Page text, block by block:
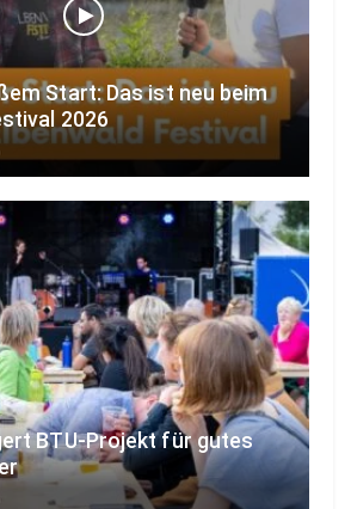
Start: Das ist neu beim
2026
BTU-Projekt für gutes